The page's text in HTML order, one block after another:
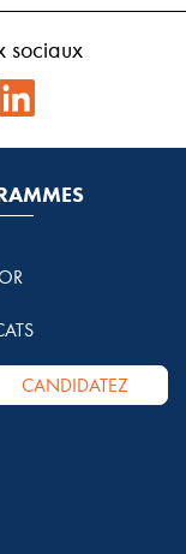
sociaux
CANDIDATEZ